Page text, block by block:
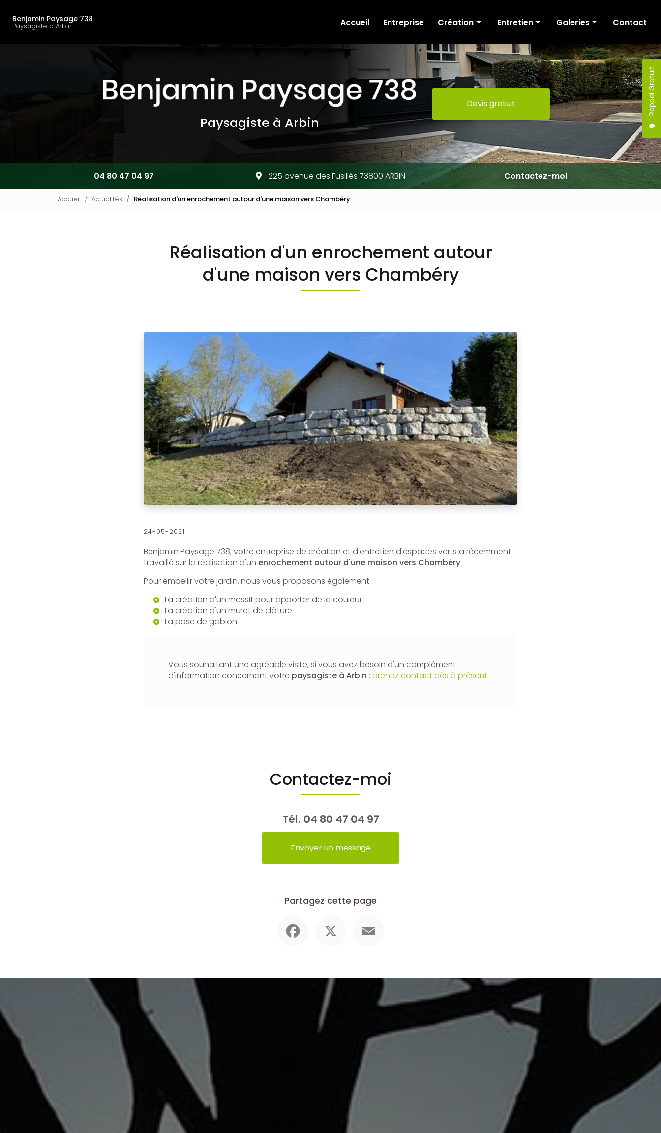
contenu
Benjamin Paysage 738
Paysagiste à Arbin
Rappel Gratuit
Accueil
Entreprise Création
Cour et allée
Terrasse
Murs de soutènement
Escaliers
Portail
Clôture
Maçonnerie
Terrassement
Pergola
Entretien
Tonte
Fauchage / Broyage
Taille de haies
Elagage / Abattage
Galeries
Création
Entretien
Contact
Paysagiste à Arbin
Devis gratuit
04 80 47 04 97 225 avenue des Fusillés 73800 ARBIN Contactez-moi
Accueil Actualités Réalisation d'un enrochement autour d'une maison vers Chambéry
Réalisation d'un enrochement autour
d'une maison vers Chambéry
24-05-2021
Benjamin Paysage 738, votre entreprise de création et d'entretien d'espaces verts a récemment
travaillé sur la réalisation d'un enrochement autour d'une maison vers Chambéry.
Pour embellir votre jardin, nous vous proposons également :
La création d'un massif pour apporter de la couleur
La création d'un muret de clôture
La pose de gabion
Vous souhaitant une agréable visite, si vous avez besoin d'un complément
d'information concernant votre paysagiste à Arbin : prenez contact dès à présent.
Contactez-moi
Tél. 04 80 47 04 97
Envoyer un message
Partagez cette page